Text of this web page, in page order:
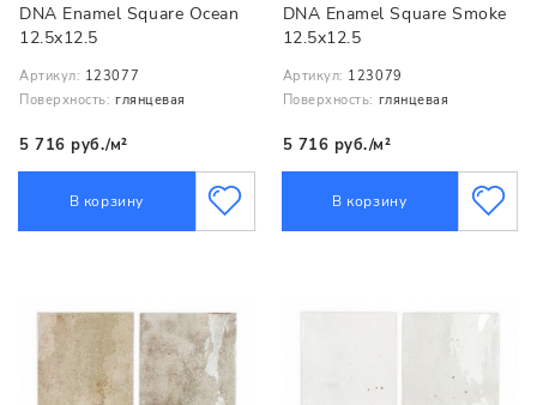
DNA Enamel Square Ocean
12.5x12.5
Артикул: 123077
Поверхность: глянцевая
5 716 руб./м²
В корзину
DNA Enamel Square Smoke
12.5x12.5
Артикул: 123079
Поверхность: глянцевая
5 716 руб./м²
В корзину